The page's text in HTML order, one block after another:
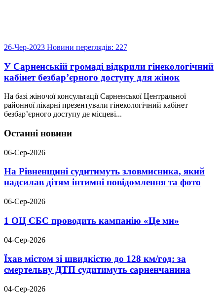
26-Чер-2023 Новини переглядів: 227
У Сарненській громаді відкрили гінекологічний
кабінет безбар’єрного доступу для жінок
На базі жіночої консультації Сарненської Центральної
районної лікарні презентували гінекологічний кабінет
безбар’єрного доступу де місцеві...
Останні новини
06-Сер-2026
На Рівненщині судитимуть зловмисника, який
надсилав дітям інтимні повідомлення та фото
06-Сер-2026
1 ОЦ СБС проводить кампанію «Це ми»
04-Сер-2026
Їхав містом зі швидкістю до 128 км/год: за
смертельну ДТП судитимуть сарненчанина
04-Сер-2026